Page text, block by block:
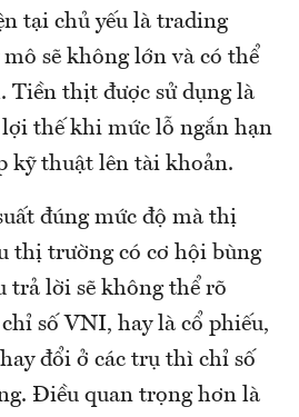
tại chủ yếu là trading
sẽ không lớn và có thể
Tiền thịt được sử dụng là
thế khi mức lỗ ngắn hạn
kỹ thuật lên tài khoản.
đúng mức độ mà thị
thị trường có cơ hội bùng
trả lời sẽ không thể rõ
số VNI, hay là cổ phiếu,
đổi ở các trụ thì chỉ số
Điều quan trọng hơn là